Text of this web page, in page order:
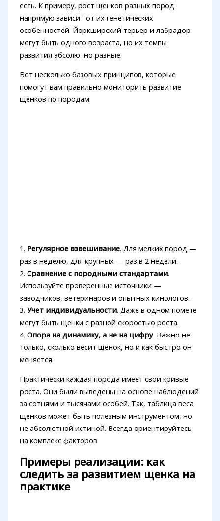
есть. К примеру, рост щенков разных пород
напрямую зависит от их генетических
особенностей. Йоркширский терьер и лабрадор
могут быть одного возраста, но их темпы
развития абсолютно разные.
Вот несколько базовых принципов, которые
помогут вам правильно мониторить развитие
щенков по породам:
1. Регулярное взвешивание. Для мелких пород —
раз в неделю, для крупных — раз в 2 недели.
2. Сравнение с породными стандартами.
Используйте проверенные источники —
заводчиков, ветеринаров и опытных кинологов.
3. Учет индивидуальности. Даже в одном помете
могут быть щенки с разной скоростью роста.
4. Опора на динамику, а не на цифру. Важно не
только, сколько весит щенок, но и как быстро он
меняется.
Практически каждая порода имеет свои кривые
роста. Они были выведены на основе наблюдений
за сотнями и тысячами особей. Так, таблица веса
щенков может быть полезным инструментом, но
не абсолютной истиной. Всегда ориентируйтесь
на комплекс факторов.
Примеры реализации: как
следить за развитием щенка на
практике